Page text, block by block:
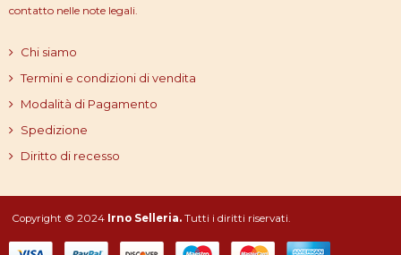
contatto nelle note legali.
Chi siamo
Termini e condizioni di vendita
Modalità di Pagamento
Spedizione
Diritto di recesso
Copyright © 2024 Irno Selleria. Tutti i diritti riservati.